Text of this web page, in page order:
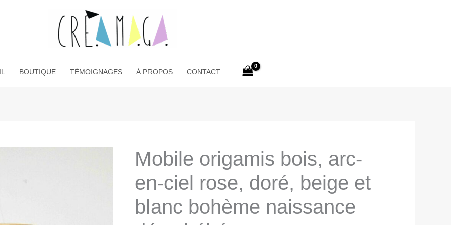
BOUTIQUE TÉMOIGNAGES À PROPOS CONTACT
Mobile origamis bois, arc-
en-ciel rose, doré, beige et
blanc bohème naissance